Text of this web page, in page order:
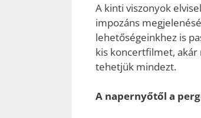
A kinti viszonyok
impozáns
lehetőségeinkhez is
kis koncertfilmet, akár
tehetjük mindezt.
A napernyőtől a